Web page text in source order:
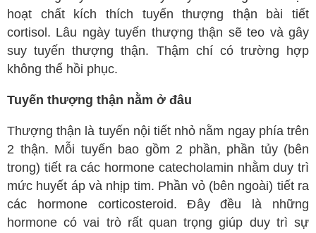
hoạt chất kích thích tuyến thượng thận bài tiết
cortisol. Lâu ngày tuyến thượng thận sẽ teo và gây
suy tuyến thượng thận. Thậm chí có trường hợp
không thể hồi phục.
Tuyến thượng thận nằm ở đâu
Thượng thận là tuyến nội tiết nhỏ nằm ngay phía trên
2 thận. Mỗi tuyến bao gồm 2 phần, phần tủy (bên
trong) tiết ra các hormone catecholamin nhằm duy trì
mức huyết áp và nhịp tim. Phần vỏ (bên ngoài) tiết ra
các hormone corticosteroid. Đây đều là những
hormone có vai trò rất quan trọng giúp duy trì sự